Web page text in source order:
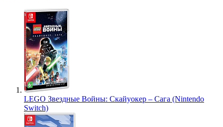
LEGO Звездные Войны: Скайуокер – Сага (Nintendo
Switch)